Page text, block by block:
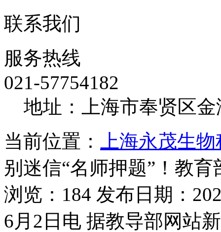
联系我们
服务热线
021-57754182
地址：上海市奉贤区金
当前位置：
上海永茂生
别迷信“名师押题”！教
浏览：184 发布日期：
6月2日电 据教导部网站